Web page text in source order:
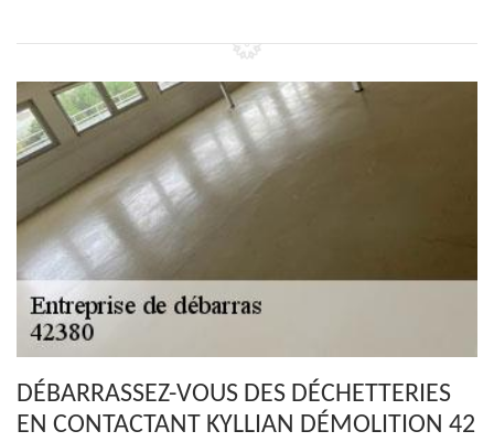
DÉBARRASSEZ-VOUS DES DÉCHETTERIES
EN CONTACTANT KYLLIAN DÉMOLITION 42